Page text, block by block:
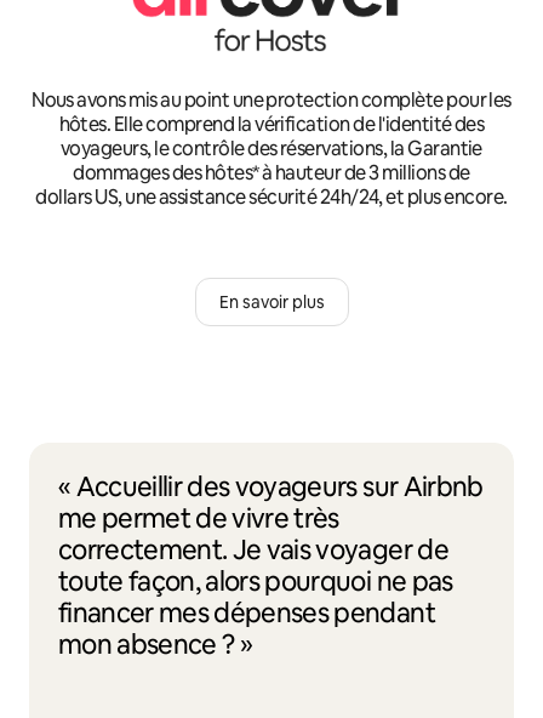
Nous avons mis au point une protection complète pour les
hôtes. Elle comprend la vérification de l'identité des
voyageurs, le contrôle des réservations, la Garantie
dommages des hôtes* à hauteur de 3 millions de
dollars US, une assistance sécurité 24h/24, et plus encore.
En savoir plus
« Accueillir des voyageurs sur Airbnb
me permet de vivre très
correctement. Je vais voyager de
toute façon, alors pourquoi ne pas
financer mes dépenses pendant
mon absence ? »